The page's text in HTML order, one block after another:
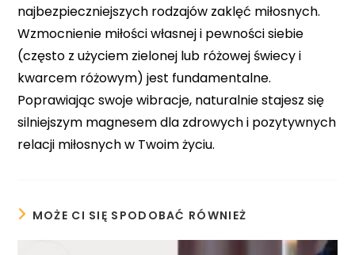
najbezpieczniejszych rodzajów zaklęć miłosnych.
Wzmocnienie miłości własnej i pewności siebie
(często z użyciem zielonej lub różowej świecy i
kwarcem różowym) jest fundamentalne.
Poprawiając swoje wibracje, naturalnie stajesz się
silniejszym magnesem dla zdrowych i pozytywnych
relacji miłosnych w Twoim życiu.
MOŻE CI SIĘ SPODOBAĆ RÓWNIEŻ